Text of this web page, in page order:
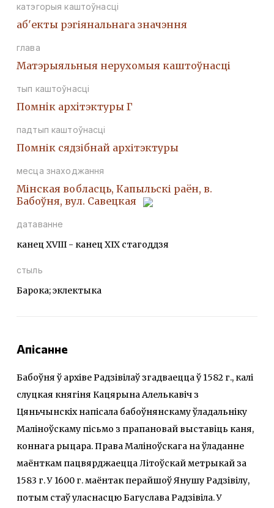
катэгорыя каштоўнасці
аб'екты рэгіянальнага значэння
глава
Матэрыяльныя нерухомыя каштоўнасці
тып каштоўнасці
Помнiк архiтэктуры Г
падтып каштоўнасці
Помнік сядзібнай архітэктуры
месца знаходжання
Мінская вобласць, Капыльскі раён, в.
Бабоўня, вул. Савецкая
датаванне
канец ХVІІІ - канец XIX стагоддзя
стыль
Барока; эклектыка
Апісанне
Бабоўня ў архіве Радзівілаў згадваецца ў 1582 г., калі
слуцкая княгіня Кацярына Алелькавіч з
Цяньчынскіх напісала бабоўнянскаму ўладальніку
Маліноўскаму пісьмо з прапановай выставіць каня,
коннага рыцара. Права Маліноўскага на ўладанне
маёнткам пацвярджаецца Літоўскай метрыкай за
1583 г. У 1600 г. маёнтак перайшоў Янушу Радзівілу,
потым стаў уласнасцю Багуслава Радзівіла. У